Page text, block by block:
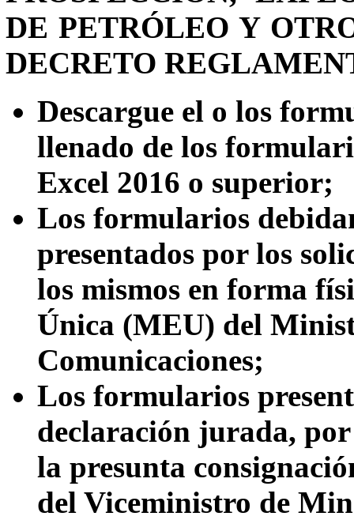
DE PETRÓLEO Y
DECRETO
Descargue el o los
llenado de los
Excel 2016 o superior;
Los formularios
presentados por los
los mismos en forma
Única (MEU) del
Comunicaciones;
Los formularios
declaración jurada, por
la presunta
del Viceministro de